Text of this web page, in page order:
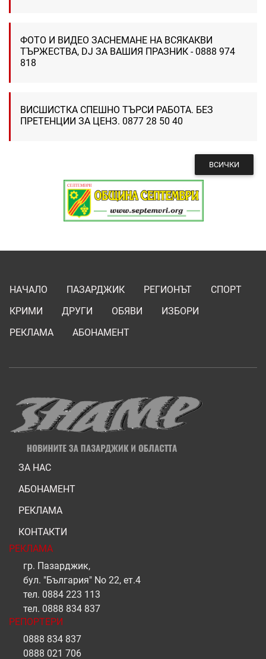
ФОТО И ВИДЕО ЗАСНЕМАНЕ НА ВСЯКАКВИ
ТЪРЖЕСТВА, DJ ЗА ВАШИЯ ПРАЗНИК - 0888 974
818
ВИСШИСТКА СПЕШНО ТЪРСИ РАБОТА. БЕЗ
ПРЕТЕНЦИИ ЗА ЦЕНЗ. 0877 28 50 40
ВСИЧКИ
НАЧАЛО ПАЗАРДЖИК РЕГИОНЪТ
СПОРТ
КРИМИ
ДРУГИ ОБЯВИ
ИЗБОРИ
РЕКЛАМА
АБОНАМЕНТ
ЗА НАС
АБОНАМЕНТ
РЕКЛАМА
КОНТАКТИ
РЕКЛАМА
гр. Пазарджик,
бул. "България" No 22, ет.4
тел. 0884 223 113
тел. 0888 834 837
РЕПОРТЕРИ
0888 834 837
0888 021 706